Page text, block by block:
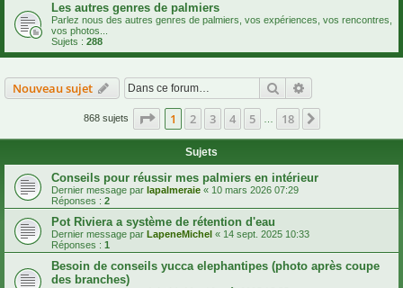
Les autres genres de palmiers
Parlez nous des autres genres de palmiers, vos expériences, vos rencontres,
vos photos...
Sujets : 288
Nouveau sujet Rechercher
868 sujets Page 1sur18
1 2 3 4 5 18
Sujets
Conseils pour réussir mes palmiers en intérieur
Dernier message par lapalmeraie « 10 mars 2026 07:29
Réponses : 2
Pot Riviera a système de rétention d'eau
Dernier message par LapeneMichel « 14 sept. 2025 10:33
Réponses : 1
Besoin de conseils yucca elephantipes (photo après coupe
des branches)